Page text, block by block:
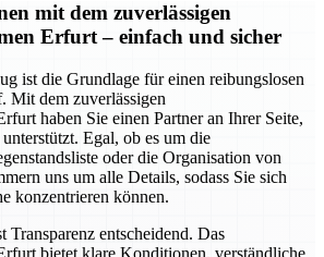
mit dem zuverlässigen
Erfurt – einfach und sicher
ist die Grundlage für einen reibungslosen
Mit dem zuverlässigen
haben Sie einen Partner an Ihrer Seite,
Egal, ob es um die
oder die Organisation von
uns um alle Details, sodass Sie sich
konzentrieren können.
entscheidend. Das